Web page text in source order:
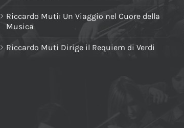
Riccardo Muti: Un Viaggio nel Cuore della
Musica
Riccardo Muti Dirige il Requiem di Verdi